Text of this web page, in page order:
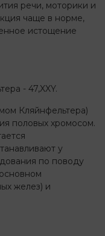
речи, моторики и
чаще в норме,
истощение
- 47,XXY.
Кляйнфельтера)
половых хромосом.
у
по поводу
желез) и